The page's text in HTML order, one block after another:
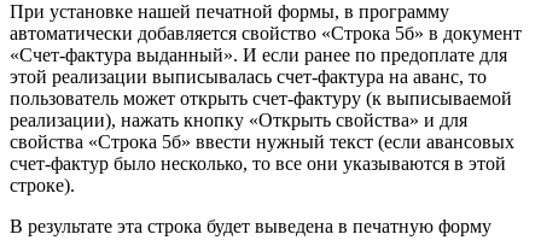
При установке нашей печатной формы, в программу
автоматически добавляется свойство «Строка 5б» в документ
«Счет-фактура выданный». И если ранее по предоплате для
этой реализации выписывалась счет-фактура на аванс, то
пользователь может открыть счет-фактуру (к выписываемой
реализации), нажать кнопку «Открыть свойства» и для
свойства «Строка 5б» ввести нужный текст (если авансовых
счет-фактур было несколько, то все они указываются в этой
строке).
В результате эта строка будет выведена в печатную форму